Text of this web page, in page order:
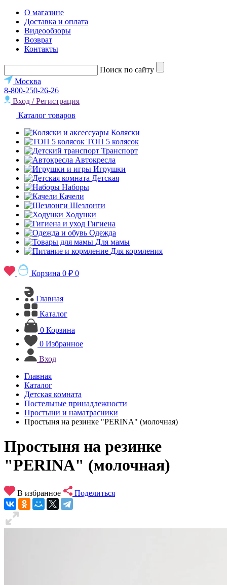
О магазине
Доставка и оплата
Видеообзоры
Возврат
Контакты
Поиск по сайту
Москва
8-800-250-26-26
Вход / Регистрация
Каталог товаров
Коляски
ТОП 5 колясок
Транспорт
Автокресла
Игрушки
Детская
Наборы
Качели
Шезлонги
Ходунки
Гигиена
Одежда
Для мамы
Для кормления
Корзина 0 ₽ 0
Главная
Каталог
0 Корзина
0 Избранное
Вход
Главная
Каталог
Детская комната
Постельные принадлежности
Простыни и наматрасники
Простыня на резинке "PERINA" (молочная)
Простыня на резинке
"PERINA" (молочная)
В избранное Поделиться